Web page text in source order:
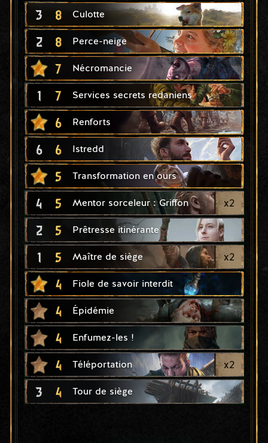
3 8 Culotte
2 8 Perce-neige
7 Nécromancie
1 7 Services secrets redaniens
6 Renforts
6 6 Istredd
5 Transformation en ours
4 5 Mentor sorceleur : Griffon x2
2 5 Prêtresse itinérante
1 5 Maître de siège x2
4 Fiole de savoir interdit
4 Épidémie
4 Enfumez-les !
4 Téléportation x2
3 4 Tour de siège